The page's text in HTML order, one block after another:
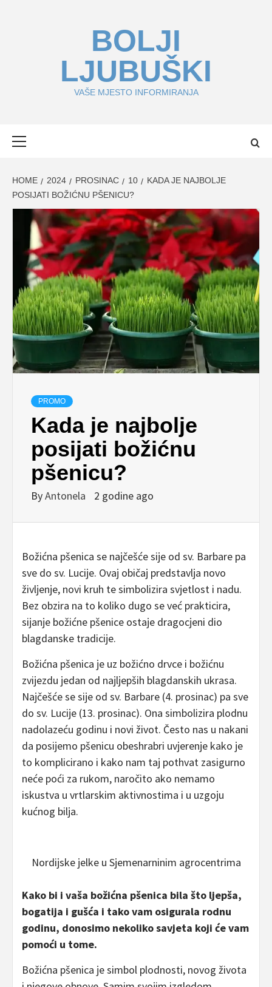
BOLJI
LJUBUŠKI
VAŠE MJESTO INFORMIRANJA
HOME 2024 PROSINAC 10
KADA JE NAJBOLJE
POSIJATI BOŽIĆNU PŠENICU?
PROMO
Kada je najbolje
posijati božićnu
pšenicu?
ByAntonela 2 godine ago
Božićna pšenica se najčešće sije od sv. Barbare pa
sve do sv. Lucije. Ovaj običaj predstavlja novo
življenje, novi kruh te simbolizira svjetlost i nadu.
Bez obzira na to koliko dugo se već prakticira,
sijanje božićne pšenice ostaje dragocjeni dio
blagdanske tradicije.
Božićna pšenica je uz božićno drvce i božićnu
zvijezdu jedan od najljepših blagdanskih ukrasa.
Najčešće se sije od sv. Barbare (4. prosinac) pa sve
do sv. Lucije (13. prosinac). Ona simbolizira plodnu
nadolazeću godinu i novi život. Često nas u nakani
da posijemo pšenicu obeshrabri uvjerenje kako je
to komplicirano i kako nam taj pothvat zasigurno
neće poći za rukom, naročito ako nemamo
iskustva u vrtlarskim aktivnostima i u uzgoju
kućnog bilja.
Nordijske jelke u Sjemenarninim agrocentrima
Kako bi i vaša božićna pšenica bila što ljepša,
bogatija i gušća i tako vam osigurala rodnu
godinu, donosimo nekoliko savjeta koji će vam
pomoći u tome.
Božićna pšenica je simbol plodnosti, novog života